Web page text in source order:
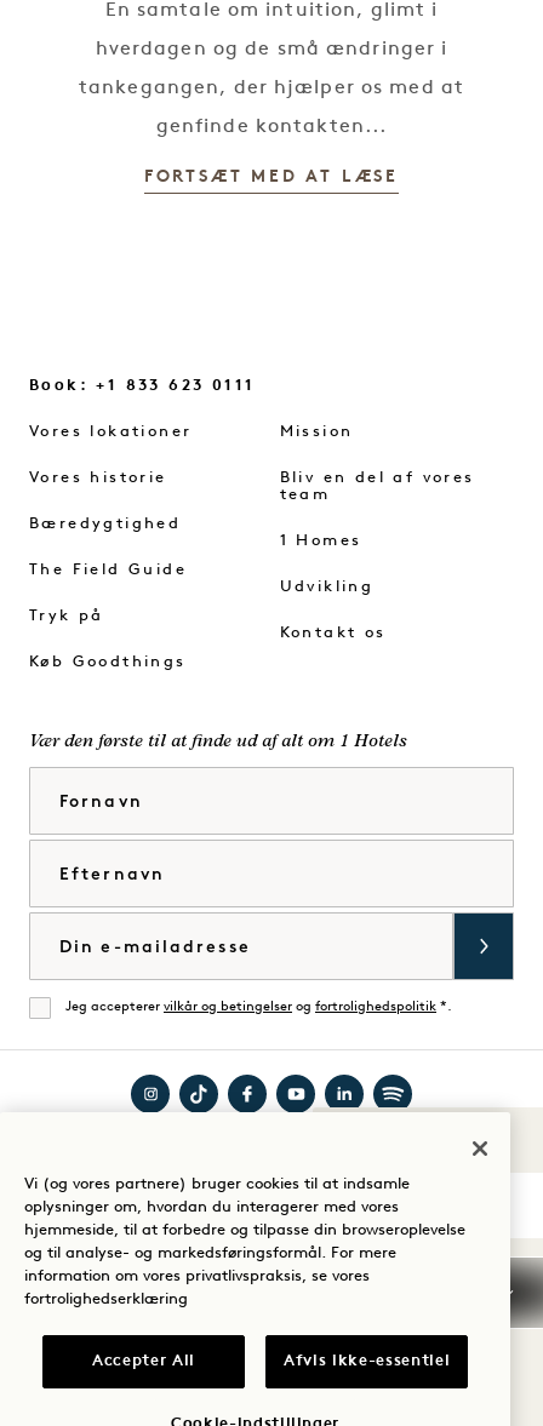
En samtale om intuition, glimt i
hverdagen og de små ændringer i
tankegangen, der hjælper os med at
genfinde kontakten...
FORTSÆT MED AT LÆSE
Lyde af 1
Book: +1 833 623 0111
Vores lokationer
Vores historie
Bæredygtighed
The Field Guide
Tryk på
Køb Goodthings
Mission
Bliv en del af vores
team
1 Homes
Udvikling
Kontakt os
Vær den første til at finde ud af alt om 1 Hotels
Enig
Jeg accepterer vilkår og betingelser og fortrolighedspolitik *.
Hotels
på
Instagram
Hotels
på
TikTok
Hotels
Facebook
Hotels
YouTube
Hotels
på
LinkedIn
Hotels
Spotify
Vilkår og betingelser
Meddelelse om beskyttelse af personlige oplysninger
Vi (og vores partnere) bruger cookies til at indsamle
oplysninger om, hvordan du interagerer med vores
hjemmeside, til at forbedre og tilpasse din browseroplevelse
og til analyse- og markedsføringsformål. For mere
information om vores privatlivspraksis, se vores
fortrolighedserklæring
Accepter All Afvis ikke-essentiel